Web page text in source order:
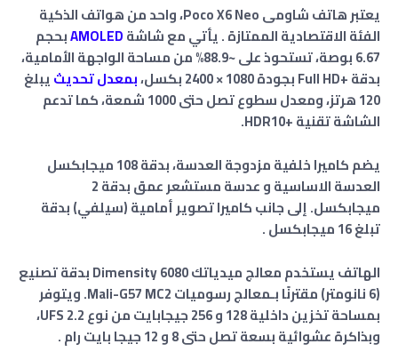
يعتبر هاتف شاومى Poco X6 Neo، واحد من هواتف الذكية
الفئة الاقتصادية الممتازة . يأتي مع شاشةAMOLEDبحجم
6.67 بوصة، تستحوذ على ~88.9% من مساحة الواجهة الأمامية،
بدقة +Full HD بجودة 1080 × 2400 بكسل،
بمعدل تحديثيبلغ
120 هرتز، ومعدل سطوع تصل حتى 1000 شمعة، كما تدعم
الشاشة تقنية +HDR10.
يضم كاميرا خلفية مزدوجة العدسة، بدقة 108 ميجابكسل
العدسة الاساسية و عدسة مستشعر عمق
بدقة 2
ميجابكسل.إلى جانب كاميرا تصوير أمامية (سيلفي) بدقة
تبلغ 16 ميجابكسل
.
الهاتف يستخدم معالج ميدياتك Dimensity 6080
بدقة تصنيع
(6 نانومتر) مقترنًا بـمعالج رسوميات
Mali-G57 MC2. ويتوفر
بمساحة تخزين داخلية 128 و 256 جيجابايت من نوع UFS 2.2،
وبذاكرة عشوائية بسعة تصل حتى 8 و 12 جيجا بايت رام .